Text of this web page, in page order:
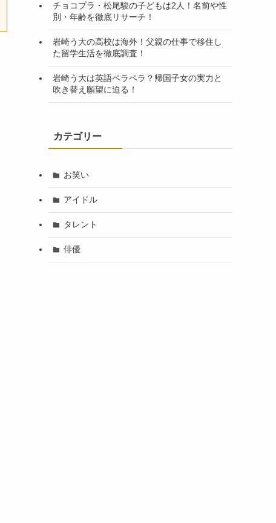
チョコプラ・松尾駿の子どもは2人！名前や性
別・年齢を徹底リサーチ！
岩崎う大の高校は海外！父親の仕事で移住し
た留学生活を徹底調査！
岩崎う大は英語ペラペラ？帰国子女の実力と
吹き替え願望に迫る！
カテゴリー
お笑い
アイドル
タレント
俳優